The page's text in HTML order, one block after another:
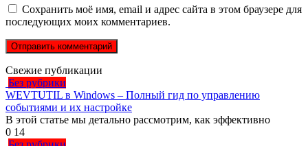
Сохранить моё имя, email и адрес сайта в этом браузере для
последующих моих комментариев.
Свежие публикации
Без рубрики
WEVTUTIL в Windows – Полный гид по управлению
событиями и их настройке
В этой статье мы детально рассмотрим, как эффективно
0 14